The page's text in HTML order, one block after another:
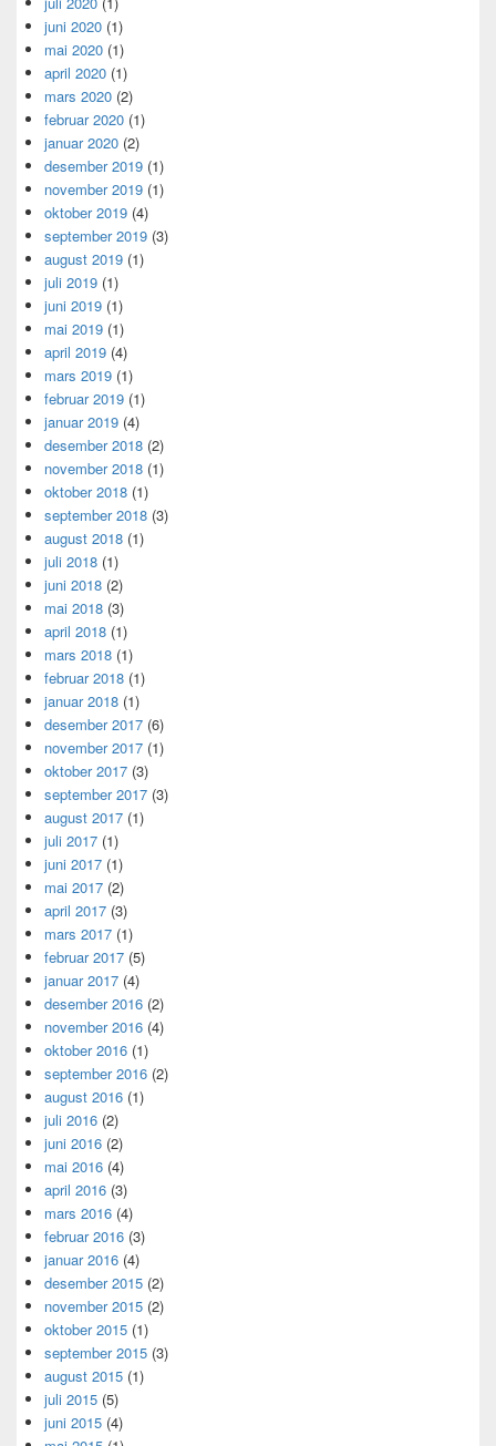
juni 2020 (1)
mai 2020 (1)
april 2020 (1)
mars 2020 (2)
februar 2020 (1)
januar 2020 (2)
desember 2019 (1)
november 2019 (1)
oktober 2019 (4)
september 2019 (3)
august 2019 (1)
juli 2019 (1)
juni 2019 (1)
mai 2019 (1)
april 2019 (4)
mars 2019 (1)
februar 2019 (1)
januar 2019 (4)
desember 2018 (2)
november 2018 (1)
oktober 2018 (1)
september 2018 (3)
august 2018 (1)
juli 2018 (1)
juni 2018 (2)
mai 2018 (3)
april 2018 (1)
mars 2018 (1)
februar 2018 (1)
januar 2018 (1)
desember 2017 (6)
november 2017 (1)
oktober 2017 (3)
september 2017 (3)
august 2017 (1)
juli 2017 (1)
juni 2017 (1)
mai 2017 (2)
april 2017 (3)
mars 2017 (1)
februar 2017 (5)
januar 2017 (4)
desember 2016 (2)
november 2016 (4)
oktober 2016 (1)
september 2016 (2)
august 2016 (1)
juli 2016 (2)
juni 2016 (2)
mai 2016 (4)
april 2016 (3)
mars 2016 (4)
februar 2016 (3)
januar 2016 (4)
desember 2015 (2)
november 2015 (2)
oktober 2015 (1)
september 2015 (3)
august 2015 (1)
juli 2015 (5)
juni 2015 (4)